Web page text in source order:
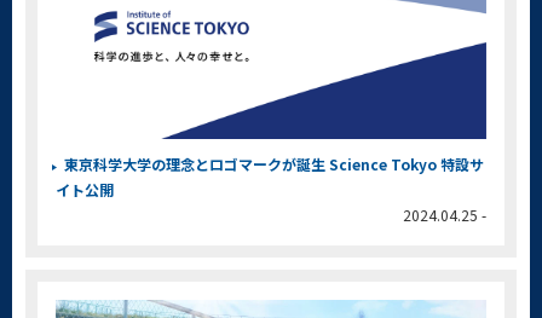
東京科学大学の理念とロゴマークが誕生 Science Tokyo 特設サ
イト公開
2024.04.25 -